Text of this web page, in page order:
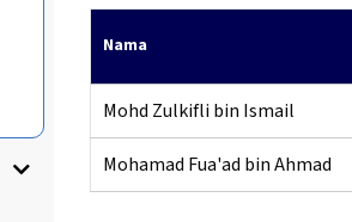
Nama
Mohd Zulkifli bin Ismail
Mohamad Fua'ad bin Ahmad